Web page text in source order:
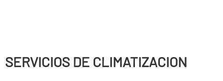
SERVICIOS DE CLIMATIZACION